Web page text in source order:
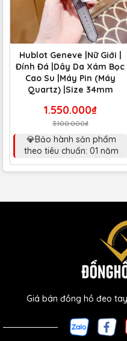
Hublot Geneve |Nữ Giới |
Đính Đá |Dây Da Xám Bọc
Cao Su |Máy Pin (Máy
Quartz) |Size 34mm
1.550.000₫
3.100.000₫
💎Bảo hành sản phẩm
theo tiêu chuẩn: 01 năm
Giá bán đồng hồ đeo